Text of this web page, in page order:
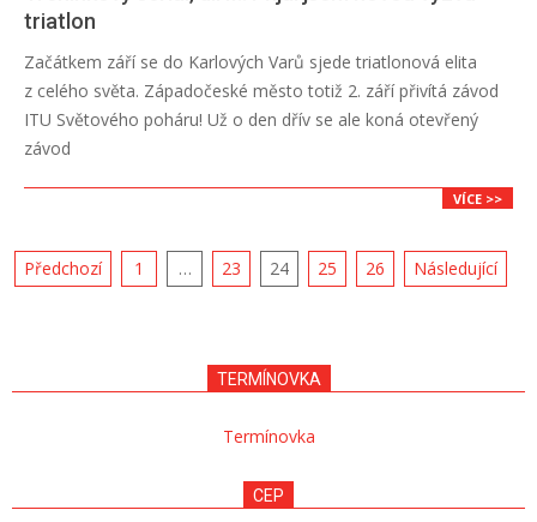
triatlon
Začátkem září se do Karlových Varů sjede triatlonová elita
z celého světa. Západočeské město totiž 2. září přivítá závod
ITU Světového poháru! Už o den dřív se ale koná otevřený
závod
VÍCE >>
Navigace
Předchozí 1 … 23 24 25 26 Následující
TERMÍNOVKA
Termínovka
CEP